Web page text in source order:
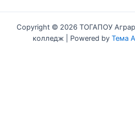
Copyright © 2026 ТОГАПОУ
колледж | Powered by Тема